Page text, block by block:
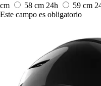
cm
58 cm 24h 59 cm
Este campo es obligatorio